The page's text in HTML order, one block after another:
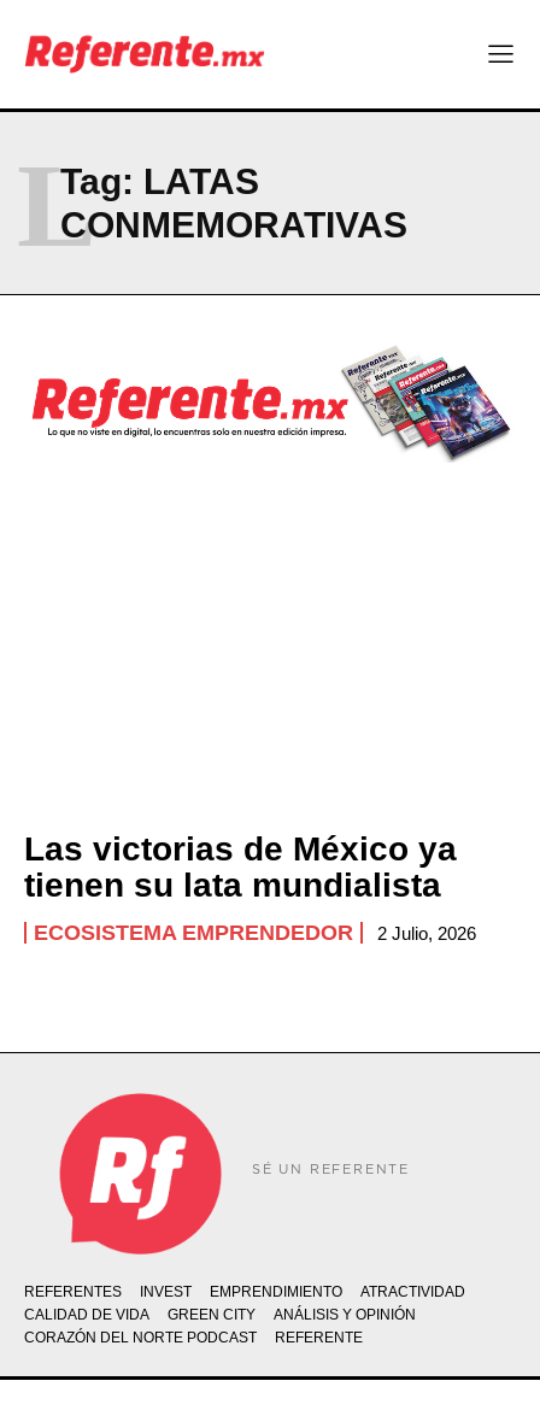
Linux nació como un hobby y hoy mueve la tecnología global
Más escuelas renovadas: fortalecen espacios para el regreso
CONTACT
PRIVACY POLICY
Tag: LATAS
CONMEMORATIVAS
L
Las victorias de México ya
tienen su lata mundialista
ECOSISTEMA EMPRENDEDOR 2 Julio, 2026
SÉ UN REFERENTE
REFERENTES INVEST EMPRENDIMIENTO
ATRACTIVIDAD
CALIDAD DE VIDA
GREEN CITY
ANÁLISIS Y OPINIÓN
CORAZÓN DEL NORTE PODCAST
REFERENTE